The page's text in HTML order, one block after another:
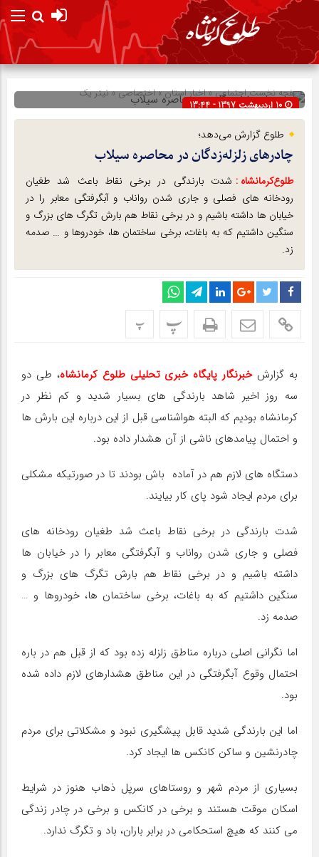
صفحه نخستاجتماعی»اخبار استان»اختصاصی»تیتر یک
10 اردیبهشت 1397 - 13:44
شناسه : 7027
طلوع گزارش می‌دهد؛
چادرهای زلزله‌زدگان در محاصره سیلاب
طلوع‌‌کرمانشاه : شدت بارندگی در برخی نقاط باعث شد طغیان
رودخانه های فصلی و جاری شدن رواناب و آبگرفتگی معابر را در
خیابان ها داشته باشیم و در برخی نقاط هم بارش تگرگ های بزرگ و
سنگین داشتیم که به باغات، برخی ساختمان ها، خودروها و … صدمه
زد.
پ پ
به گزارشخبرنگار پایگاه خبری تحلیلی طلوع کرمانشاه، طی دو
سه روز اخیر شاهد بارندگی های بسیار شدید و کم نظر در
کرمانشاه بودیم که البته هواشناسی قبل از این درباره این بارش ها
و احتمال پیامدهای ناشی از آن هشدار داده بود.
دستگاه های لازم هم در آماده باش بودند تا در صورتیکه مشکلی
برای مردم ایجاد شود پای کار بیایند.
شدت بارندگی در برخی نقاط باعث شد طغیان رودخانه های
فصلی و جاری شدن رواناب و آبگرفتگی معابر را در خیابان ها
داشته باشیم و در برخی نقاط هم بارش تگرگ های بزرگ و
سنگین داشتیم که به باغات، برخی ساختمان ها، خودروها و …
صدمه زد.
اما نگرانی اصلی درباره مناطق زلزله زده بود که از قبل هم در باره
احتمال وقوع آبگرفتگی در این مناطق هشدارهای لازم داده شده
بود.
اما این بارندگی شدید قابل پیشگیری نبود و مشکلاتی برای مردم
چادرنشین و ساکن کانکس ها ایجاد کرد.
بسیاری از مردم شهر و روستاهای سرپل ذهاب هنوز در شرایط
اسکان موقت هستند و برخی در کانکس و برخی در چادر زندگی
می کنند که هیچ استحکامی در برابر باران، باد و تگرگ ندارد.